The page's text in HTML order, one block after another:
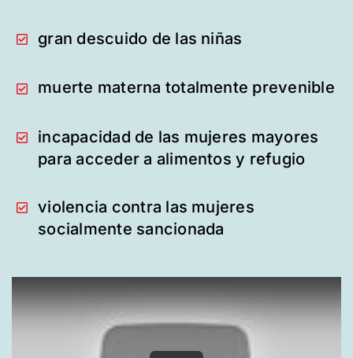
gran descuido de las niñas
muerte materna totalmente prevenible
incapacidad de las mujeres mayores
para acceder a alimentos y refugio
violencia contra las mujeres
socialmente sancionada